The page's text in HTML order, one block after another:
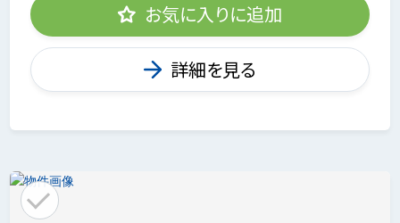
お気に入りに追加
詳細を見る